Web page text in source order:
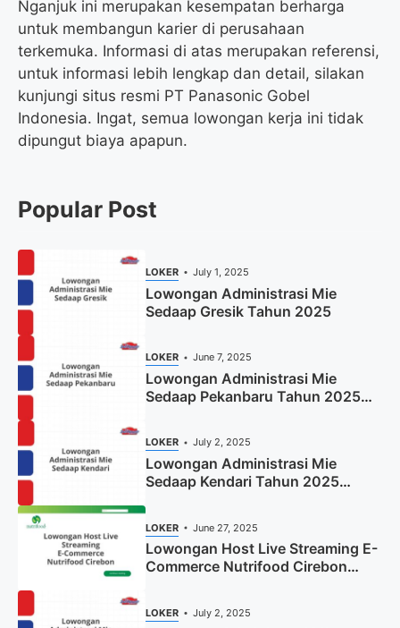
Nganjuk ini merupakan kesempatan berharga
untuk membangun karier di perusahaan
terkemuka. Informasi di atas merupakan referensi,
untuk informasi lebih lengkap dan detail, silakan
kunjungi situs resmi PT Panasonic Gobel
Indonesia. Ingat, semua lowongan kerja ini tidak
dipungut biaya apapun.
Popular Post
LOKER July 1, 2025
Lowongan Administrasi Mie
Sedaap Gresik Tahun 2025
LOKER June 7, 2025
Lowongan Administrasi Mie
Sedaap Pekanbaru Tahun 2025
LOKER July 2, 2025
Lowongan Administrasi Mie
Sedaap Kendari Tahun 2025
LOKER June 27, 2025
Lowongan Host Live Streaming E-
Commerce Nutrifood Cirebon
LOKER July 2, 2025